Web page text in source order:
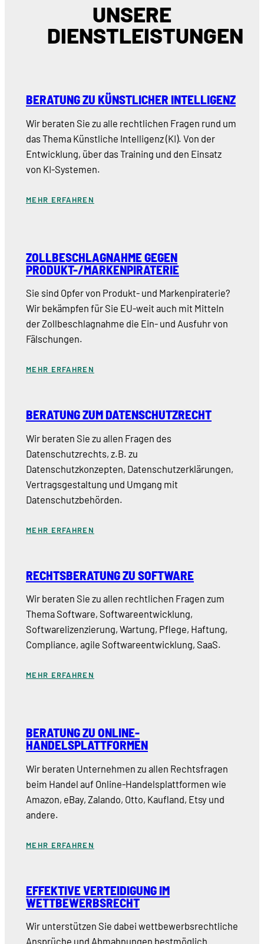
UNSERE
DIENSTLEISTUNGEN
BERATUNG ZU KÜNSTLICHER INTELLIGENZ
Wir beraten Sie zu alle rechtlichen Fragen rund um
das Thema Künstliche Intelligenz (KI). Von der
Entwicklung, über das Training und den Einsatz
von KI-Systemen.
MEHR ERFAHREN
ZOLLBESCHLAGNAHME GEGEN
PRODUKT-/MARKENPIRATERIE
Sie sind Opfer von Produkt- und Markenpiraterie?
Wir bekämpfen für Sie EU-weit auch mit Mitteln
der Zollbeschlagnahme die Ein- und Ausfuhr von
Fälschungen.
MEHR ERFAHREN
BERATUNG ZUM DATENSCHUTZRECHT
Wir beraten Sie zu allen Fragen des
Datenschutzrechts, z.B. zu
Datenschutzkonzepten, Datenschutzerklärungen,
Vertragsgestaltung und Umgang mit
Datenschutzbehörden.
MEHR ERFAHREN
RECHTSBERATUNG ZU SOFTWARE
Wir beraten Sie zu allen rechtlichen Fragen zum
Thema Software, Softwareentwicklung,
Softwarelizenzierung, Wartung, Pflege, Haftung,
Compliance, agile Softwareentwicklung, SaaS.
MEHR ERFAHREN
BERATUNG ZU ONLINE-
HANDELSPLATTFORMEN
Wir beraten Unternehmen zu allen Rechtsfragen
beim Handel auf Online-Handelsplattformen wie
Amazon, eBay, Zalando, Otto, Kaufland, Etsy und
andere.
MEHR ERFAHREN
EFFEKTIVE VERTEIDIGUNG IM
WETTBEWERBSRECHT
Wir unterstützen Sie dabei wettbewerbsrechtliche
Ansprüche und Abmahnungen bestmöglich